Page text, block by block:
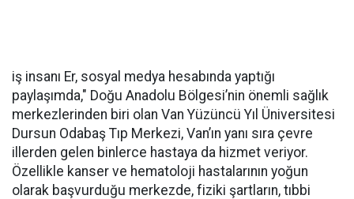
iş insanı Er, sosyal medya hesabında yaptığı
paylaşımda," Doğu Anadolu Bölgesi’nin önemli sağlık
merkezlerinden biri olan Van Yüzüncü Yıl Üniversitesi
Dursun Odabaş Tıp Merkezi, Van’ın yanı sıra çevre
illerden gelen binlerce hastaya da hizmet veriyor.
Özellikle kanser ve hematoloji hastalarının yoğun
olarak başvurduğu merkezde, fiziki şartların, tıbbi